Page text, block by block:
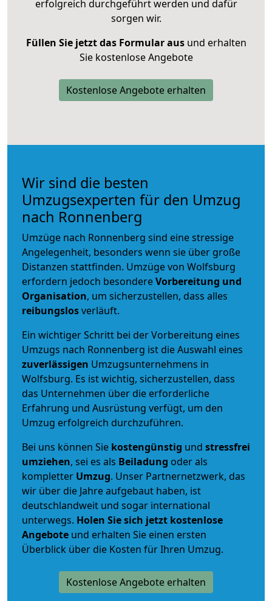
erfolgreich durchgeführt werden und dafür
sorgen wir.
Füllen Sie jetzt das Formular ausund erhalten
Sie kostenlose Angebote
Kostenlose Angebote erhalten
Wir sind die besten
Umzugsexperten für den Umzug
nach Ronnenberg
Umzüge nach Ronnenberg sind eine stressige
Angelegenheit, besonders wenn sie über große
Distanzen stattfinden. Umzüge von Wolfsburg
erfordern jedoch besondereVorbereitung und
Organisation, um sicherzustellen, dass alles
reibungslosverläuft.
Ein wichtiger Schritt bei der Vorbereitung eines
Umzugs nach Ronnenberg ist die Auswahl eines
zuverlässigen Umzugsunternehmens in
Wolfsburg. Es ist wichtig, sicherzustellen, dass
das Unternehmen über die erforderliche
Erfahrung und Ausrüstung verfügt, um den
Umzug erfolgreich durchzuführen.
Bei uns können Sie kostengünstig und stressfrei
umziehen, sei es als Beiladung oder als
kompletter Umzug. Unser Partnernetzwerk, das
wir über die Jahre aufgebaut haben, ist
deutschlandweit und sogar international
unterwegs. Holen Sie sich jetzt kostenlose
Angebote und erhalten Sie einen ersten
Überblick über die Kosten für Ihren Umzug.
Kostenlose Angebote erhalten